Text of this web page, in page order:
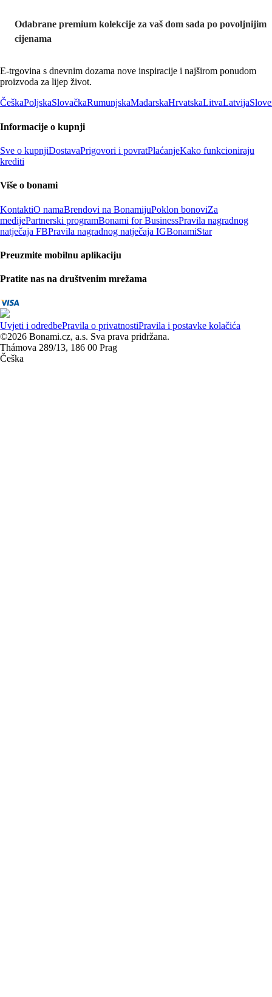
Odabrane premium kolekcije za vaš dom sada po povoljnijim
cijenama
E-trgovina s dnevnim dozama nove inspiracije i najširom ponudom
proizvoda za lijep život.
ČeškaPoljskaSlovačkaRumunjskaMađarskaHrvatskaLitvaLatvija
Informacije o kupnji
Sve o kupnjiDostavaPrigovori i povratPlaćanjeKako funkcioniraju
krediti
Više o bonami
KontaktiO namaBrendovi na BonamijuPoklon bonoviZa
medijePartnerski programBonami for BusinessPravila nagradnog
natječaja FBPravila nagradnog natječaja IGBonamiStar
Preuzmite mobilnu aplikaciju
Pratite nas na društvenim mrežama
Uvjeti i odredbePravila o privatnostiPravila i postavke kolačića
©2026 Bonami.cz, a.s. Sva prava pridržana.
Thámova 289/13, 186 00 Prag
Češka